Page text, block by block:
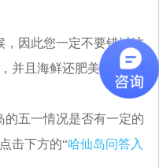
因此您一定不要错过这
并且海鲜还肥美，简直是
五一情况是否有一定的
击下方的“哈仙岛问答入